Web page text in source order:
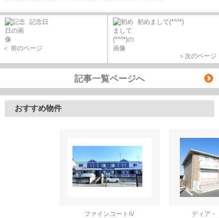
記念日
＜ 前のページ
初めまして(*^^*)
＞次のページ
記事一覧ページへ
おすすめ物件
ファインコートⅣ
ディア・